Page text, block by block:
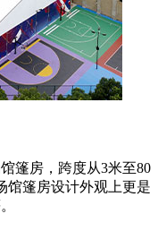
篷房，跨度从3米至80
馆篷房设计外观上更是